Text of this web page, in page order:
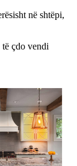
në shtëpi,
çdo vendi